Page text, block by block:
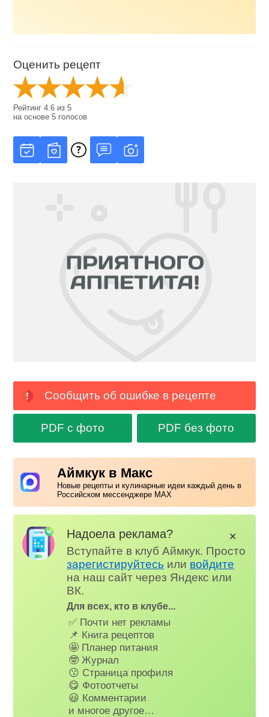
Оценить рецепт
Рейтинг4.6 из5
на основе5 голосов
Сообщить об ошибке в рецепте
PDF с фото PDF без фото
Аймкук в Макс
Новые рецепты и кулинарные идеи каждый день в
Российском мессенджере MAX
Надоела реклама?
Вступайте в клуб Аймкук. Просто
зарегистируйтесь или войдите
на наш сайт через Яндекс или
ВК.
Для всех, кто в клубе...
✅ Почти нет рекламы
📌 Книга рецептов
🤩 Планер питания
🤓 Журнал
😗 Страница профиля
😋 Фотоотчеты
😃 Комментарии
и многое другое…
✕